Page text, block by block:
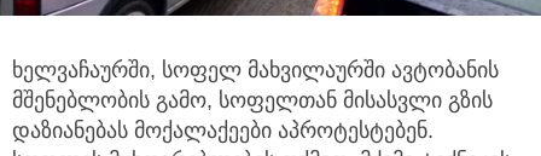
ხელვაჩაურში, სოფელ მახვილაურში ავტობანის
მშენებლობის გამო, სოფელთან მისასვლი გზის
დაზიანებას მოქალაქეები აპროტესტებენ.